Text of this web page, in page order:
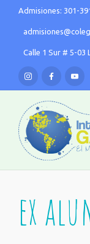
Admisiones: 301-
Calle 1 Sur # 5-03
ex